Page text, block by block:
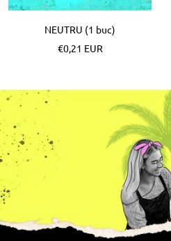
NEUTRU (1 buc)
Pret
€0,21 EUR